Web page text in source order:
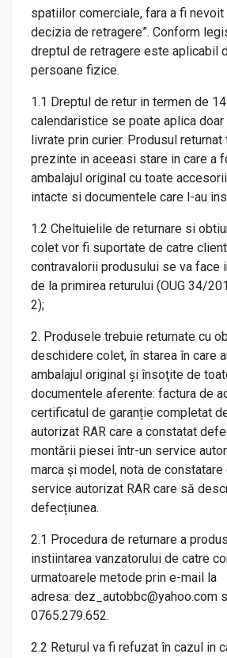
spatiilor comerciale, fara a fi
decizia de retragere”. Conform
dreptul de retragere este aplicabil
persoane fizice.
1.1 Dreptul de retur in termen de
calendaristice se poate aplica
livrate prin curier. Produsul
prezinte in aceeasi stare in care a
ambalajul original cu toate
intacte si documentele care l-au
1.2 Cheltuielile de returnare si
colet vor fi suportate de catre
contravalorii produsului se va face
de la primirea returului (OUG 34/
2);
2. Produsele trebuie returnate cu
deschidere colet, în starea în care
ambalajul original şi însoţite de
documentele aferente: factura de
certificatul de garanție completat
autorizat RAR care a constatat
montării piesei într-un service
marca și model, nota de
service autorizat RAR care să
defecțiunea.
2.1 Procedura de returnare a
instiintarea vanzatorului de catre
urmatoarele metode prin e-mail la
adresa: dez_autobbc@yahoo.com
0765.279.652.
2.2 Returul va fi refuzat în cazul in